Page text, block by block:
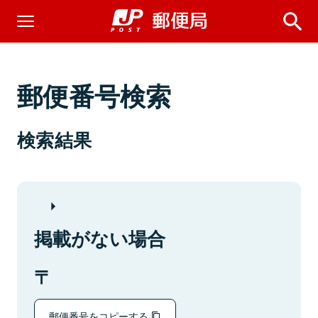
郵便番号検索
検索結果
掲載がない場合